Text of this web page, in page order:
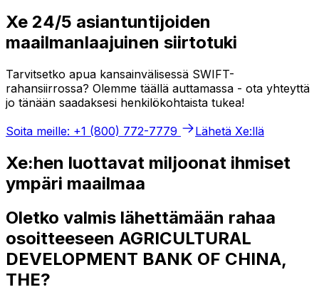
Xe 24/5 asiantuntijoiden
maailmanlaajuinen siirtotuki
Tarvitsetko apua kansainvälisessä SWIFT-
rahansiirrossa? Olemme täällä auttamassa - ota yhteyttä
jo tänään saadaksesi henkilökohtaista tukea!
Soita meille: +1 (800) 772-7779
Lähetä Xe:llä
Xe:hen luottavat miljoonat ihmiset
ympäri maailmaa
Oletko valmis lähettämään rahaa
osoitteeseen AGRICULTURAL
DEVELOPMENT BANK OF CHINA,
THE?